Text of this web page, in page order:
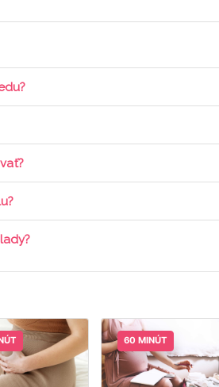
cez web-stránku mamaclass.sk,
po dobu 7 dní. Pre pozretie video
ponuku kurzov a tried.
cez mobil, nie je k tomu potrebné
na dodatočný materiál, ktorý
60 MINÚT